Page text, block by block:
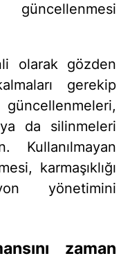
olarak gözden
gerekip
ya da silinmeleri
Kullanılmayan
karmaşıklığı
yönetimini
zaman